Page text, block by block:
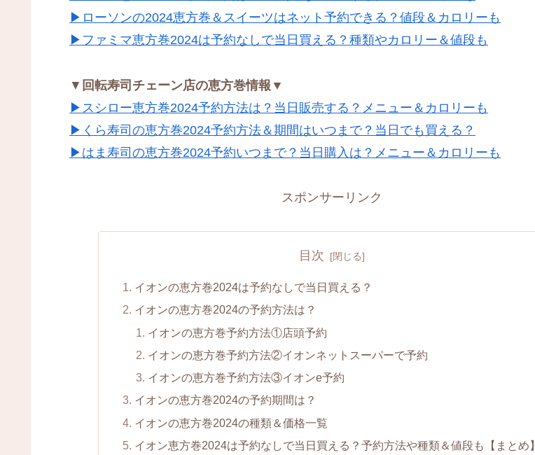
▶ローソンの2024恵方巻＆スイーツはネット予約できる？値段＆カロリーも
▶ファミマ恵方巻2024は予約なしで当日買える？種類やカロリー＆値段も
▼ 回転寿司チェーン店の恵方巻情報▼
▶スシロー恵方巻2024予約方法は？当日販売する？メニュー＆カロリーも
▶くら寿司の恵方巻2024予約方法＆期間はいつまで？当日でも買える？
▶はま寿司の恵方巻2024予約いつまで？当日購入は？メニュー＆カロリーも
スポンサーリンク
目次
イオンの恵方巻2024は予約なしで当日買える？
イオンの恵方巻2024の予約方法は？
イオンの恵方巻予約方法①店頭予約
イオンの恵方巻予約方法②イオンネットスーパーで予約
イオンの恵方巻予約方法③イオンe予約
イオンの恵方巻2024の予約期間は？
イオンの恵方巻2024の種類＆価格一覧
イオン恵方巻2024は予約なしで当日買える？予約方法や種類＆値段も【まとめ】